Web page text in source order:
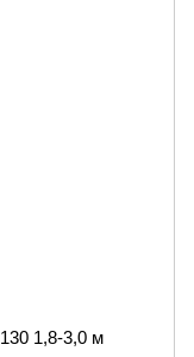
1,8-3,0 м